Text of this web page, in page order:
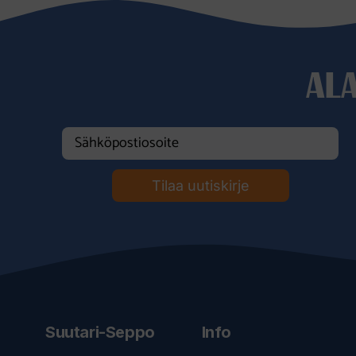
Tilaa uutiskirje
Suutari-Seppo Info